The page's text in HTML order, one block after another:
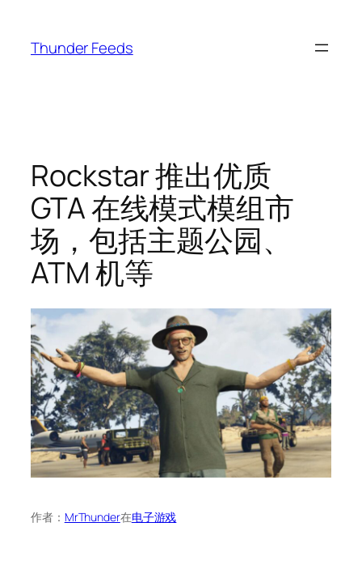
Thunder Feeds
Rockstar 推出优质
GTA 在线模式模组市
场，包括主题公园、
ATM 机等
作者： MrThunder在电子游戏